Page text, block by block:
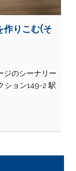
作りこむ(そ
ジのシーナリー
ション149-2 駅